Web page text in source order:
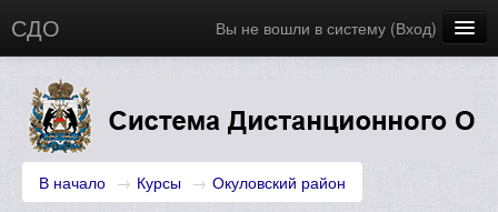
СДО Вы не вошли в систему (Вход)
Новости
Русский (ru)
В начало → Курсы → Окуловский район‎